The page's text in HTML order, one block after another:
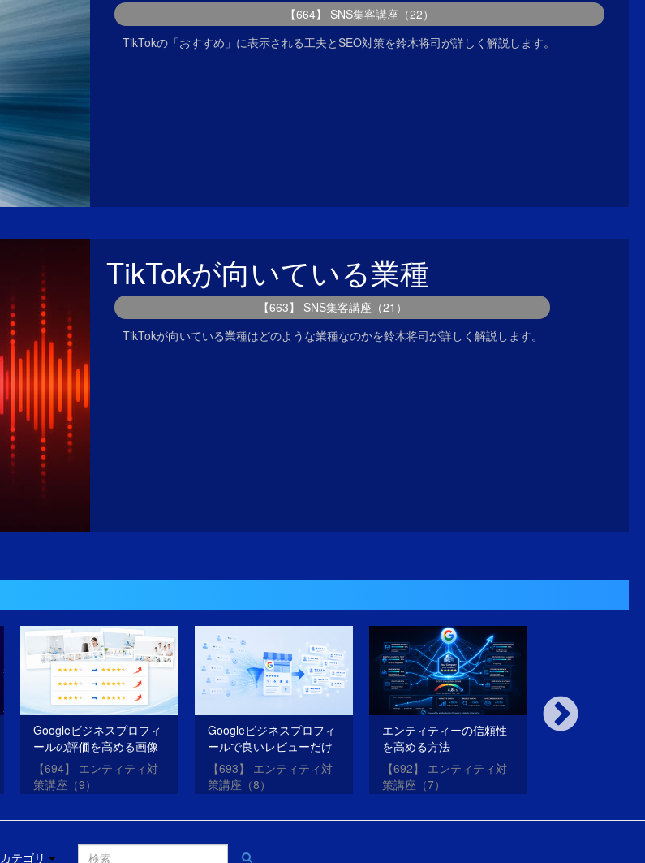
【664】 SNS集客講座（22）
TikTokの「おすすめ」に表示される工夫とSEO対策を鈴木将司が詳しく解説します。
TikTokが向いている業種
【663】 SNS集客講座（21）
TikTokが向いている業種はどのような業種なのかを鈴木将司が詳しく解説します。
Googleビジネスプロフィ
ールの評価を高める画像
を投稿する方法
【694】 エンティティ対
策講座（9）
Googleビジネスプロフィ
ールで良いレビューだけ
を獲得する方法
【693】 エンティティ対
策講座（8）
エンティティーの信頼性
を高める方法
【692】 エンティティ対
策講座（7）
内部対策も外部
カテゴリ